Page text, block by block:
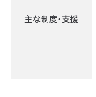
主な制度・支援